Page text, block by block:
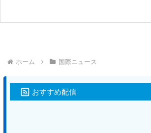
ホーム 国際ニュース
おすすめ配信